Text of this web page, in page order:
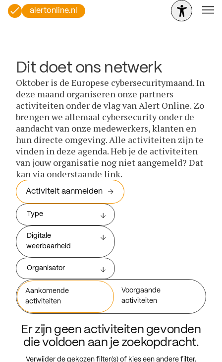
alertonline.nl
Dit doet ons netwerk
Oktober is de Europese cybersecuritymaand. In
deze maand organiseren onze partners
activiteiten onder de vlag van Alert Online. Zo
brengen we allemaal cybersecurity onder de
aandacht van onze medewerkers, klanten en
hun directe omgeving. Alle activiteiten zijn te
vinden in deze agenda. Heb je de activiteiten
van jouw organisatie nog niet aangemeld? Dat
kan via onderstaande link.
Activiteit aanmelden
Type
Digitale
weerbaarheid
Organisator
Aankomende
activiteiten
Voorgaande
activiteiten
Er zijn geen activiteiten gevonden
die voldoen aan je zoekopdracht.
Verwijder de gekozen filter(s) of kies een andere filter.